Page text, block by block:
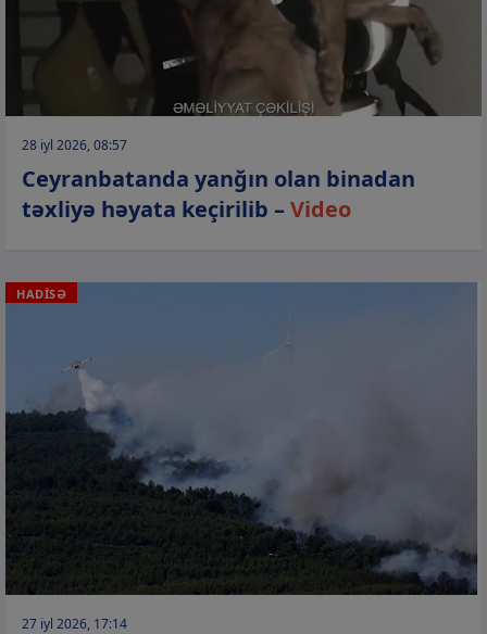
28 iyl 2026, 08:57
Ceyranbatanda yanğın olan binadan
təxliyə həyata keçirilib –Video
HADİSƏ
27 iyl 2026, 17:14